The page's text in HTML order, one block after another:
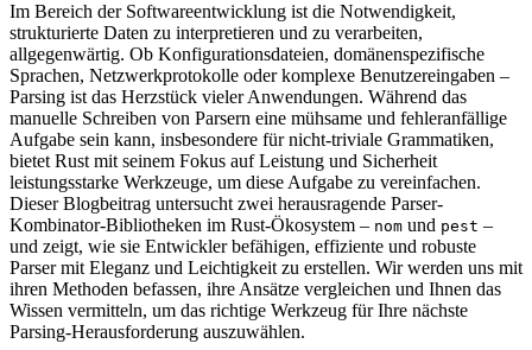
Im Bereich der Softwareentwicklung ist die Notwendigkeit,
strukturierte Daten zu interpretieren und zu verarbeiten,
allgegenwärtig. Ob Konfigurationsdateien, domänenspezifische
Sprachen, Netzwerkprotokolle oder komplexe Benutzereingaben –
Parsing ist das Herzstück vieler Anwendungen. Während das
manuelle Schreiben von Parsern eine mühsame und fehleranfällige
Aufgabe sein kann, insbesondere für nicht-triviale Grammatiken,
bietet Rust mit seinem Fokus auf Leistung und Sicherheit
leistungsstarke Werkzeuge, um diese Aufgabe zu vereinfachen.
Dieser Blogbeitrag untersucht zwei herausragende Parser-
Kombinator-Bibliotheken im Rust-Ökosystem – nom und pest –
und zeigt, wie sie Entwickler befähigen, effiziente und robuste
Parser mit Eleganz und Leichtigkeit zu erstellen. Wir werden uns mit
ihren Methoden befassen, ihre Ansätze vergleichen und Ihnen das
Wissen vermitteln, um das richtige Werkzeug für Ihre nächste
Parsing-Herausforderung auszuwählen.